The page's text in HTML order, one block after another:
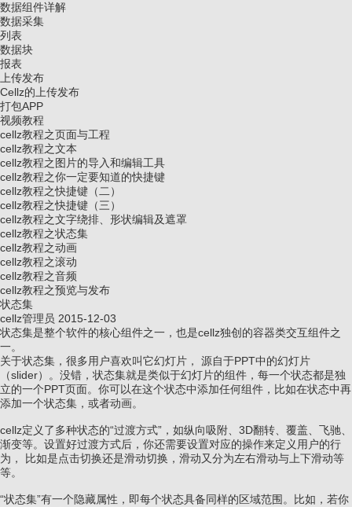
数据组件详解
数据采集
列表
数据块
报表
上传发布
Cellz的上传发布
打包APP
视频教程
cellz教程之页面与工程
cellz教程之文本
cellz教程之图片的导入和编辑工具
cellz教程之你一定要知道的快捷键
cellz教程之快捷键（二）
cellz教程之快捷键（三）
cellz教程之文字绕排、形状编辑及遮罩
cellz教程之状态集
cellz教程之动画
cellz教程之滚动
cellz教程之音频
cellz教程之预览与发布
状态集
cellz管理员 2015-12-03
状态集是整个软件的核心组件之一，也是cellz独创的容器类交互组件之
一。
关于状态集，很多用户喜欢叫它幻灯片， 源自于PPT中的幻灯片
（slider）。没错，状态集就是类似于幻灯片的组件，每一个状态都是独
立的一个PPT页面。你可以在这个状态中添加任何组件，比如在状态中再
添加一个状态集，或者动画。
cellz定义了多种状态的“过渡方式”，如纵向吸附、3D翻转、覆盖、飞驰、
渐变等。设置好过渡方式后，你还需要设置对应的操作来定义用户的行
为， 比如是点击切换还是滑动切换，滑动又分为左右滑动与上下滑动等
等。
“状态集”有一个隐藏属性，即每个状态具备同样的区域范围。比如，若你